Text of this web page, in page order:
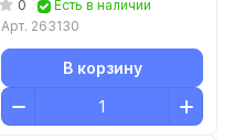
0
Есть в наличии
Арт. 263130
В корзину